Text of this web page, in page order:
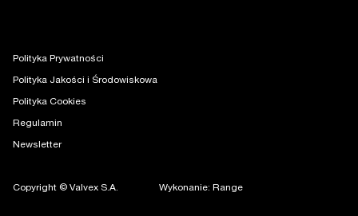
Polityka Prywatności
Polityka Jakości i Środowiskowa
Polityka Cookies
Regulamin
Newsletter
Copyright © Valvex S.A. Wykonanie: Range